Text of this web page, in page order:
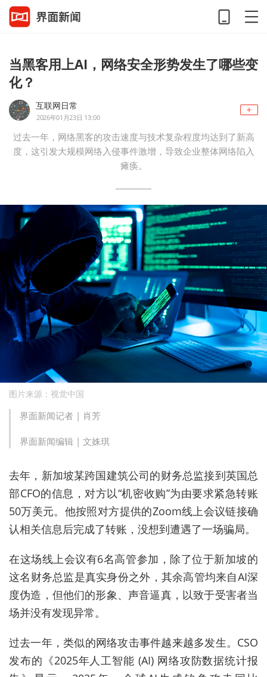
当黑客用上AI，网络安全形势发生了哪些变
化？
互联网日常
2026年01月23日 13:00
过去一年，网络黑客的攻击速度与技术复杂程度均达到了新高
度，这引发大规模网络入侵事件激增，导致企业整体网络陷入
瘫痪。
图片来源：视觉中国
界面新闻记者 | 肖芳
界面新闻编辑 | 文姝琪
去年 ， 新加坡某跨国建筑公司的财务总监接到英国总
部CFO的信息，对方以“机密收购”为由要求紧急转账
50万美元。 他按照对方提供的Zoom线上会议链接确
认相关信息后完成了转账 ， 没想到遭遇了一场骗局。
在这场线上会议有6名高管参加 ， 除了位于新加坡的
这名 财务总监是真实身份之外 ， 其余高管均来自AI深
度伪造 ， 但他们的形象、 声音逼真， 以致于受害者当
场并没有发现异常。
过去一年，类似的网络攻击事件越来越多发生。 CSO
发布的《2025年人工智能 (AI) 网络攻防数据统计报